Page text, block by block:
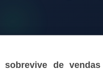
sobrevive de